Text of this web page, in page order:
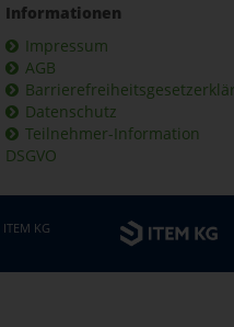
Informationen
Impressum
AGB
Datenschutz
Teilnehmer-Information
DSGVO
ITEM KG